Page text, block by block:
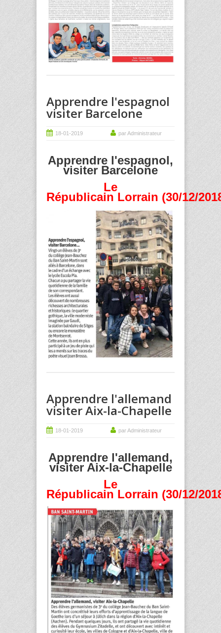
Apprendre l'espagnol
visiter Barcelone
18-01-2019 par Administrateur
Apprendre l'espagnol,
visiter Barcelone
Le
Républicain Lorrain (30/12/
Apprendre l'allemand
visiter Aix-la-Chapelle
18-01-2019 par Administrateur
Apprendre l'allemand,
visiter Aix-la-Chapelle
Le
Républicain Lorrain (30/12/